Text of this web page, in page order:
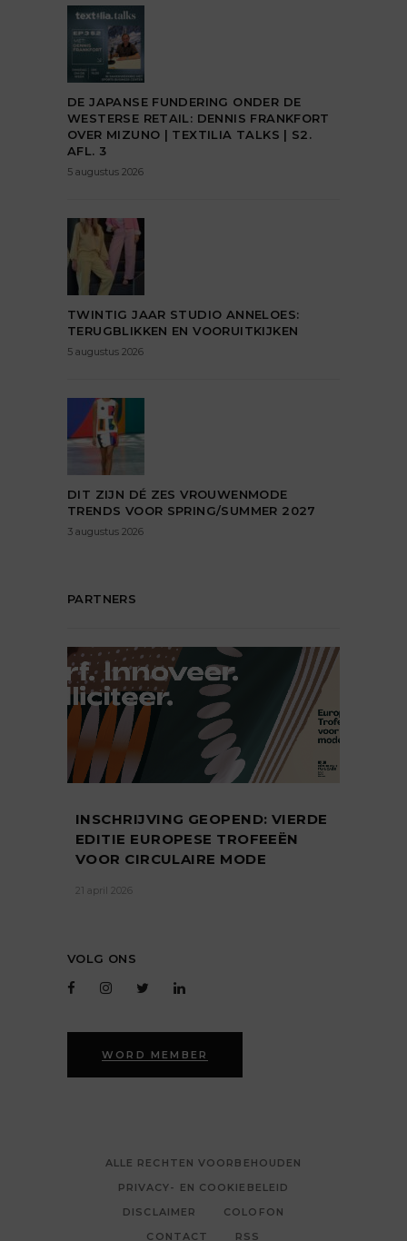
DE JAPANSE FUNDERING ONDER DE
WESTERSE RETAIL: DENNIS FRANKFORT
OVER MIZUNO | TEXTILIA TALKS | S2.
AFL. 3
5 augustus 2026
TWINTIG JAAR STUDIO ANNELOES:
TERUGBLIKKEN EN VOORUITKIJKEN
5 augustus 2026
DIT ZIJN DÉ ZES VROUWENMODE
TRENDS VOOR SPRING/SUMMER 2027
3 augustus 2026
PARTNERS
INSCHRIJVING GEOPEND: VIERDE
EDITIE EUROPESE TROFEEËN
VOOR CIRCULAIRE MODE
21 april 2026
VOLG ONS
WORD MEMBER
ALLE RECHTEN VOORBEHOUDEN
PRIVACY- EN COOKIEBELEID
DISCLAIMER
COLOFON
CONTACT
RSS